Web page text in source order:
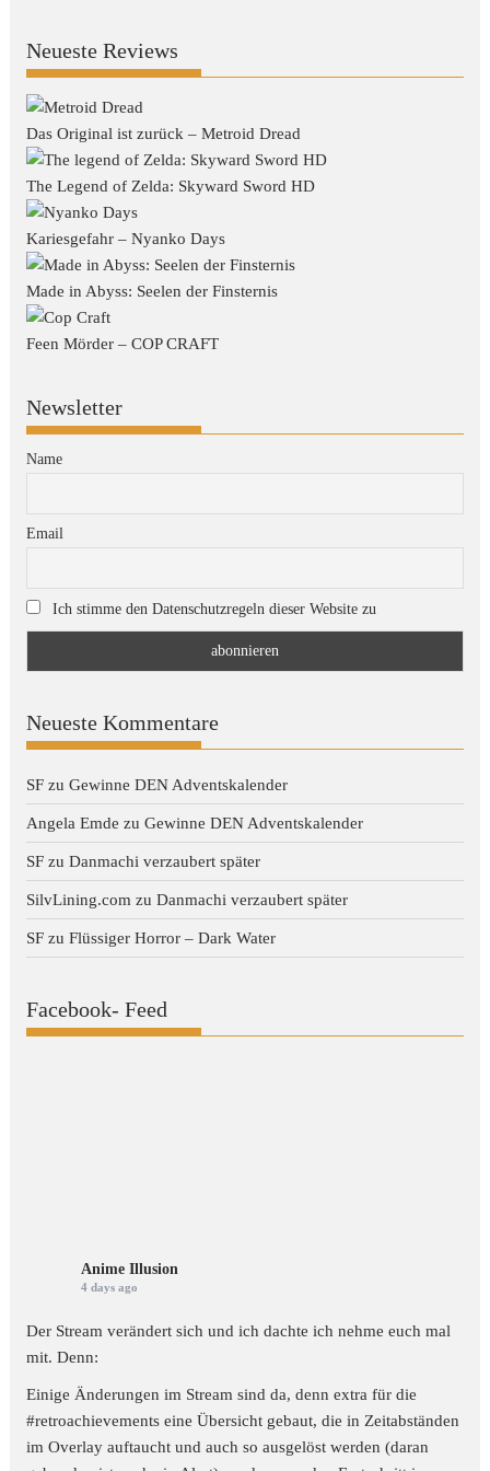
Neueste Reviews
Das Original ist zurück – Metroid Dread
The Legend of Zelda: Skyward Sword HD
Kariesgefahr – Nyanko Days
Made in Abyss: Seelen der Finsternis
Feen Mörder – COP CRAFT
Newsletter
Name
Email
Ich stimme den Datenschutzregeln dieser Website zu
Neueste Kommentare
SF zuGewinne DEN Adventskalender
Angela Emde zuGewinne DEN Adventskalender
SF zuDanmachi verzaubert später
SilvLining.com zuDanmachi verzaubert später
SF zuFlüssiger Horror – Dark Water
Facebook- Feed
Anime Illusion
4 days ago
Der Stream verändert sich und ich dachte ich nehme euch mal
mit. Denn:
Einige Änderungen im Stream sind da, denn extra für die
#retroachievements eine Übersicht gebaut, die in Zeitabständen
im Overlay auftaucht und auch so ausgelöst werden (daran